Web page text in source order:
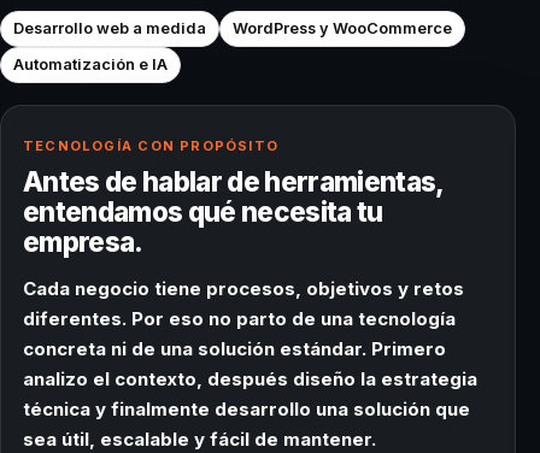
Desarrollo web a medida
WordPress y WooCommerce
Automatización e IA
TECNOLOGÍA CON PROPÓSITO
Antes de hablar de herramientas,
entendamos qué necesita tu
empresa.
Cada negocio tiene procesos, objetivos y retos
diferentes. Por eso no parto de una tecnología
concreta ni de una solución estándar. Primero
analizo el contexto, después diseño la estrategia
técnica y finalmente desarrollo una solución que
sea útil, escalable y fácil de mantener.